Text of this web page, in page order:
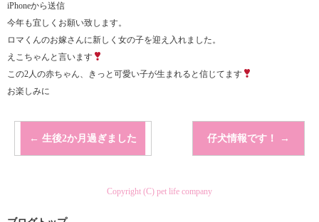
iPhoneから送信
今年も宜しくお願い致します。
ロマくんのお嫁さんに新しく女の子を迎え入れました。
えこちゃんと言います
この2人の赤ちゃん、きっと可愛い子が生まれると信じてます
お楽しみに
← 生後2か月過ぎました 仔犬情報です！ →
Copyright (C) pet life company